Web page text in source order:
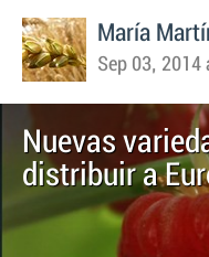
María
Sep 03, 2014
Nuevas
distribuir a